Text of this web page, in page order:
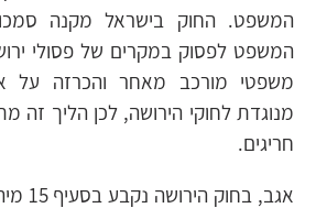
המשפט. החוק בישראל מקנה
המשפט לפסוק במקרים של פסולי
משפטי מורכב מאחר והכרזה על
מנוגדת לחוקי הירושה, לכן הליך זה
חריגים.
אגב,